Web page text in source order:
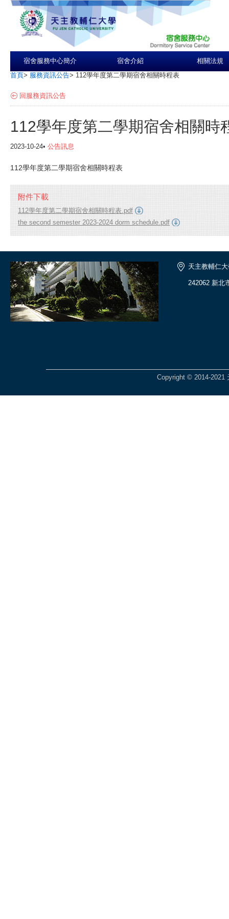
宿舍服務中心簡介 宿舍介紹 相關法規
首頁> 服務資訊公告> 112學年度第二學期宿舍相關時程表
回服務資訊公告
112學年度第二學期宿舍相關時
2023-10-24• 公告訊息
112學年度第二學期宿舍相關時程表
附件下載
112學年度第二學期宿舍相關時程表.pdf
the second semester 2023-2024 dorm schedule.pdf
天主教輔仁
242062 新北
Copyright © 2014-2021